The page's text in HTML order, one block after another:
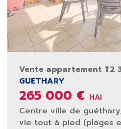
Vente appartement T2
GUETHARY
265 000 € HAI
Centre ville de
vie tout à pied (plages